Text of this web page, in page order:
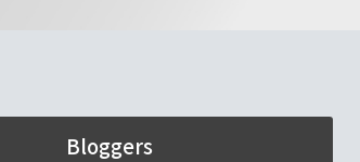
Bloggers